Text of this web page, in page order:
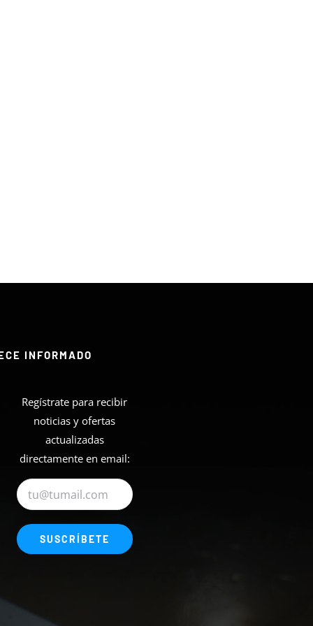
INFORMADO
Regístrate para recibir
noticias y ofertas
actualizadas
directamente en email: